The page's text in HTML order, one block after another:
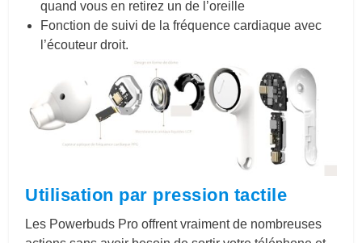
quand vous en retirez un de l’oreille
Fonction de suivi de la fréquence cardiaque avec
l’écouteur droit.
Utilisation par pression tactile
Les Powerbuds Pro offrent vraiment de nombreuses